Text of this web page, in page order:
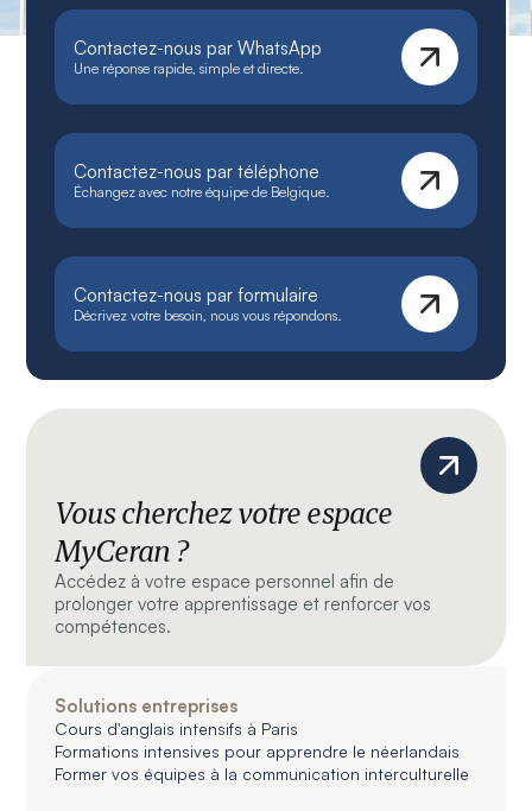
Contactez-nous par WhatsApp
Une réponse rapide, simple et directe.
Contactez-nous par téléphone
Échangez avec notre équipe de Belgique.
Contactez-nous par formulaire
Décrivez votre besoin, nous vous répondons.
Vous cherchez votre espace
MyCeran ?
Accédez à votre espace personnel afin de
prolonger votre apprentissage et renforcer vos
compétences.
Solutions entreprises
Cours d'anglais intensifs à Paris
Formations intensives pour apprendre le néerlandais
Former vos équipes à la communication interculturelle